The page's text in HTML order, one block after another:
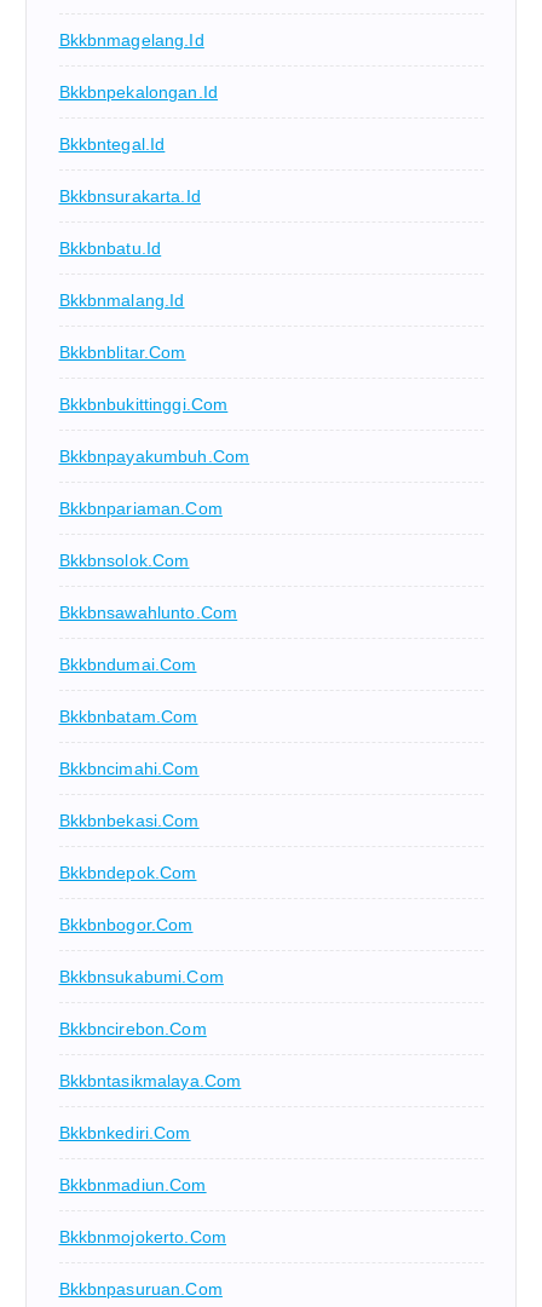
Bkkbnmagelang.id
Bkkbnpekalongan.id
Bkkbntegal.id
Bkkbnsurakarta.id
Bkkbnbatu.id
Bkkbnmalang.id
Bkkbnblitar.com
Bkkbnbukittinggi.com
Bkkbnpayakumbuh.com
Bkkbnpariaman.com
Bkkbnsolok.com
Bkkbnsawahlunto.com
Bkkbndumai.com
Bkkbnbatam.com
Bkkbncimahi.com
Bkkbnbekasi.com
Bkkbndepok.com
Bkkbnbogor.com
Bkkbnsukabumi.com
Bkkbncirebon.com
Bkkbntasikmalaya.com
Bkkbnkediri.com
Bkkbnmadiun.com
Bkkbnmojokerto.com
Bkkbnpasuruan.com